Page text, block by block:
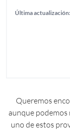
Última actualización:
Queremos
aunque
uno de estos